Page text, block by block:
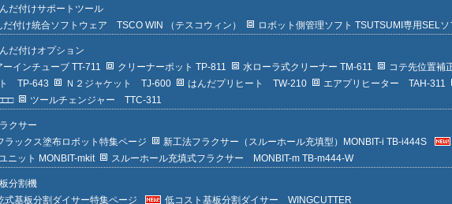
だ付けサポートツール
だ付け統合ソフトウェア TSCO WIN （テスコウィン）
ロボット側管理ソフト TSUTSUMI専用SELソ
だ付けオプション
ーインチューブ TT-711
クリーナーポット TP-811 水ローラ式クリーナー TM-611 コテ先位置補
TP-643
Ｎ２ジャケット TJ-600 はんだプリヒート TW-210 エアプリヒーター TAH-311
ツールチェンジャー TTC-311
クサー
ラックス塗布ロボット特集ページ
新工法フラクサー（スルーホール充填型）MONBIT-i TB-i444S
ニット MONBIT-mkit
スルーホール充填式フラクサー MONBIT-m TB-m444-W
分割機
式基板分割ダイサー特集ページ
低コスト基板分割ダイサー WINGCUTTER